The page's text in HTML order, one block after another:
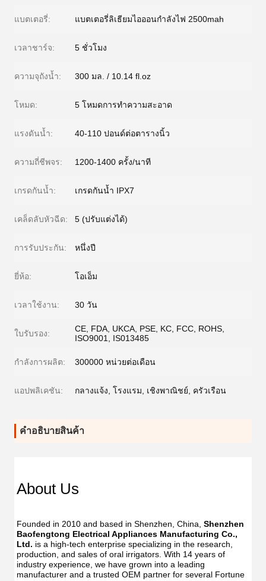
แบตเตอรี่: แบตเตอรี่ลิเธียมไอออนกำลังไฟ 2500mah
เวลาชาร์จ: 5 ชั่วโมง
ความจุถังน้ำ: 300 มล. / 10.14 fl.oz
โหมด: 5 โหมดการทำความสะอาด
แรงดันน้ำ: 40-110 ปอนด์ต่อตารางนิ้ว
ความถี่ชีพจร: 1200-1400 ครั้ง/นาที
เกรดกันน้ำ: เกรดกันน้ำ IPX7
เคล็ดลับหัวฉีด: 5 (ปรับแต่งได้)
การรับประกัน: หนึ่งปี
ยี่ห้อ: โอเอ็ม
เวลาใช้งาน: 30 วัน
ใบรับรอง:
CE, FDA, UKCA, PSE, KC, FCC, ROHS,
ISO9001, IS013485
กำลังการผลิต: 300000 หน่วยต่อเดือน
แอปพลิเคชัน: กลางแจ้ง, โรงแรม, เชิงพาณิชย์, ครัวเรือน
คําอธิบายสินค้า
USB
IPX7
Function
USB
IPX7
UV
About Us
Founded in 2010 and based in Shenzhen, China, Shenzhen
Baofengtong Electrical Appliances Manufacturing Co.,
Ltd. is a high-tech enterprise specializing in the research,
production, and sales of oral irrigators. With 14 years of
industry experience, we have grown into a leading
manufacturer and a trusted OEM partner for several Fortune